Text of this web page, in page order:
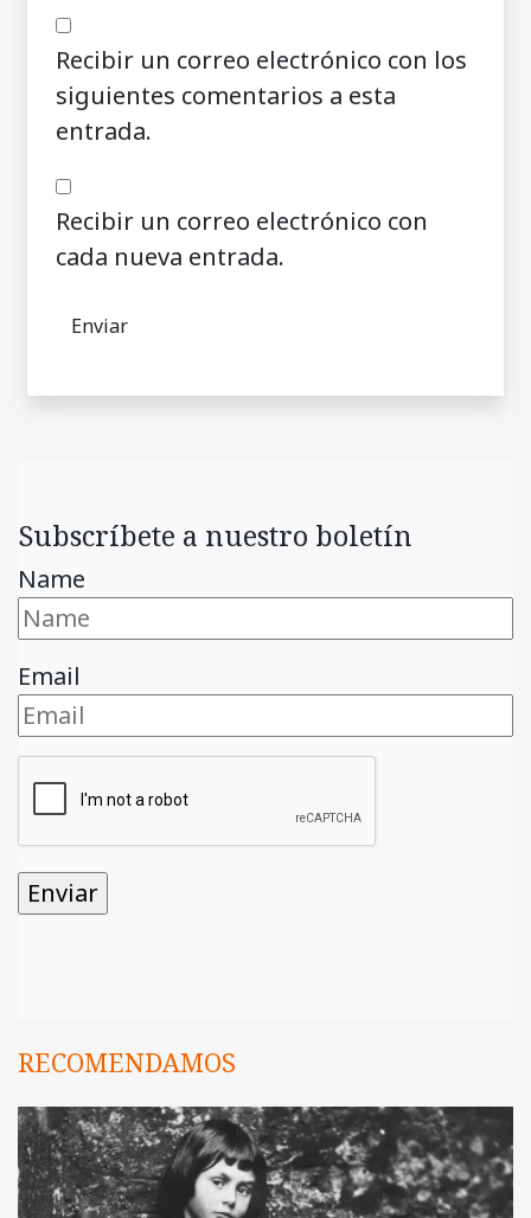
Recibir un correo electrónico con los
siguientes comentarios a esta
entrada.
Recibir un correo electrónico con
cada nueva entrada.
Subscríbete a nuestro boletín
Name
Email
RECOMENDAMOS